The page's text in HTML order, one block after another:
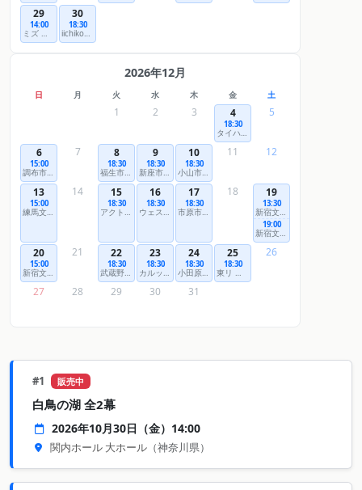
#1 販売中
白鳥の湖 全2幕
2026年10月30日（金）14:00
関内ホール 大ホール （神奈川県）
29
14:00
ミズ ウェルビー ホール 大ホール（佐賀市文化会館）
30
18:30
iichiko総合文化センター iichikoグランシアタ
2026年12月
日 月 火 水 木 金 土
1 2 3 4
18:30
タイハクホール名取（名取市文化会館）大ホール
5
6
15:00
調布市グリーンホール 大ホール
7 8
18:30
福生市民会館 大ホール（もくせいホール）
9
18:30
新座市民会館 ホール
10
18:30
小山市立文化センター 大ホール
11 12
13
15:00
練馬文化センター 大ホール
14 15
18:30
アクトシティ浜松 大ホール
16
18:30
ウェスタ川越 ヤオコー大ホール
17
18:30
市原市市民会館 大ホール
18 19
13:30
新宿文化センター 大ホール
19:00
新宿文化センター 大ホール
20
15:00
新宿文化センター 大ホール
21 22
18:30
武蔵野市民文化会館 大ホール
23
18:30
カルッツかわさき（川崎市スポーツ・文化総合センター）
24
18:30
小田原三の丸ホール 大ホール
25
18:30
東リ いたみホール（伊丹市立文化会館） 大ホール
26
27 28 29 30 31